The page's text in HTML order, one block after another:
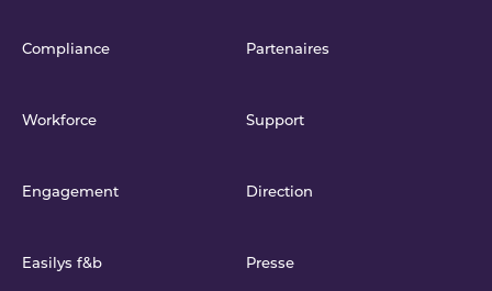
Compliance
Workforce
Engagement
Easilys f&b
Partenaires
Support
Direction
Presse